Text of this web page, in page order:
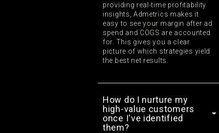
providing real-time profitability
insights, Admetrics makes it
easy to see your margin after ad
spend and COGS are accounted
for. This gives you a clear
picture of which strategies yield
the best net results.
How do I nurture my
high-value customers
once I've identified
them?